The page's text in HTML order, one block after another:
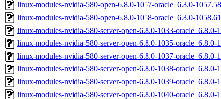
linux-modules-nvidia-580-open-6.8.0-1057-oracle_6.8.0-
linux-modules-nvidia-580-open-6.8.0-1058-oracle_6.8.0-
linux-modules-nvidia-580-server-open-6.8.0-1033-oracle_6.8.0-
linux-modules-nvidia-580-server-open-6.8.0-1035-oracle_6.8.0-
linux-modules-nvidia-580-server-open-6.8.0-1037-oracle_6.8.0-
linux-modules-nvidia-580-server-open-6.8.0-1038-oracle_6.8.0-
linux-modules-nvidia-580-server-open-6.8.0-1039-oracle_6.8.0-
linux-modules-nvidia-580-server-open-6.8.0-1040-oracle_6.8.0-